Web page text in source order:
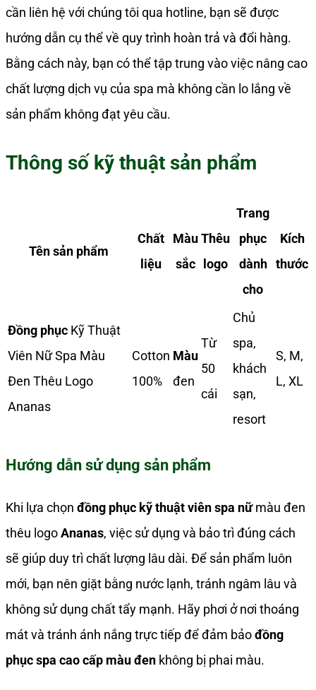
cần liên hệ với chúng tôi qua hotline, bạn sẽ được
hướng dẫn cụ thể về quy trình hoàn trả và đổi hàng.
Bằng cách này, bạn có thể tập trung vào việc nâng cao
chất lượng dịch vụ của spa mà không cần lo lắng về
sản phẩm không đạt yêu cầu.
Thông số kỹ thuật sản phẩm
Tên sản phẩm
Chất
liệu
Màu
sắc
Thêu
logo
Trang
phục
dành
cho
Kích
thước
Đồng phục Kỹ Thuật
Viên Nữ Spa Màu
Đen Thêu Logo
Ananas
Cotton
100%
Màu
đen
Từ
50
cái
Chủ
spa,
khách
sạn,
resort
S, M,
L, XL
Hướng dẫn sử dụng sản phẩm
Khi lựa chọn đồng phục kỹ thuật viên spa nữmàu đen
thêu logoAnanas, việc sử dụng và bảo trì đúng cách
sẽ giúp duy trì chất lượng lâu dài. Để sản phẩm luôn
mới, bạn nên giặt bằng nước lạnh, tránh ngâm lâu và
không sử dụng chất tẩy mạnh. Hãy phơi ở nơi thoáng
mát và tránh ánh nắng trực tiếp để đảm bảođồng
phục spa cao cấp màu đen không bị phai màu.